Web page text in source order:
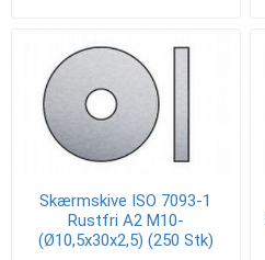
Skærmskive ISO 7093-1
Rustfri A2 M10-
(Ø10,5x30x2,5) (250 Stk)